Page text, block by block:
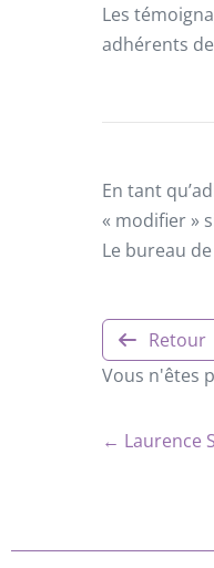
Les
adhérents
En tant
« modifier »
Le bureau
Retour
Vous n'êtes
← Laurence